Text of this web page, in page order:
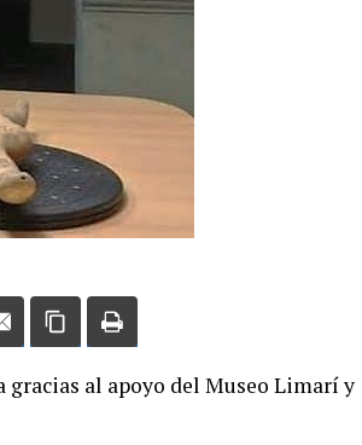
al apoyo del Museo Limarí y